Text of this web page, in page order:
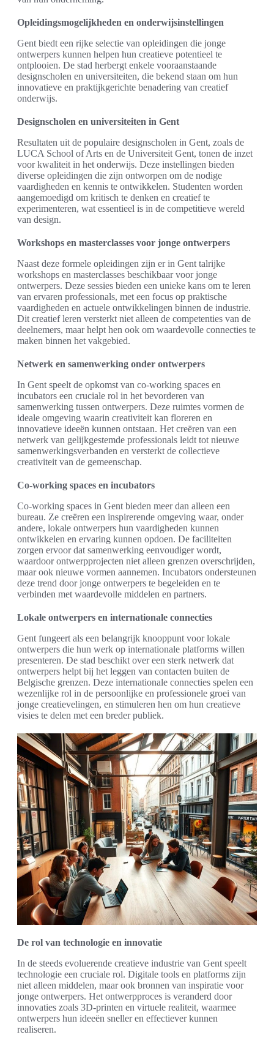
Opleidingsmogelijkheden en onderwijsinstellingen
Gent biedt een rijke selectie van opleidingen die jonge
ontwerpers kunnen helpen hun creatieve potentieel te
ontplooien. De stad herbergt enkele vooraanstaande
designscholen en universiteiten, die bekend staan om hun
innovatieve en praktijkgerichte benadering van creatief
onderwijs.
Designscholen en universiteiten in Gent
Resultaten uit de populaire designscholen in Gent, zoals de
LUCA School of Arts en de Universiteit Gent, tonen de inzet
voor kwaliteit in het onderwijs. Deze instellingen bieden
diverse opleidingen die zijn ontworpen om de nodige
vaardigheden en kennis te ontwikkelen. Studenten worden
aangemoedigd om kritisch te denken en creatief te
experimenteren, wat essentieel is in de competitieve wereld
van design.
Workshops en masterclasses voor jonge ontwerpers
Naast deze formele opleidingen zijn er in Gent talrijke
workshops en masterclasses beschikbaar voor jonge
ontwerpers. Deze sessies bieden een unieke kans om te leren
van ervaren professionals, met een focus op praktische
vaardigheden en actuele ontwikkelingen binnen de industrie.
Dit creatief leren versterkt niet alleen de competenties van de
deelnemers, maar helpt hen ook om waardevolle connecties te
maken binnen het vakgebied.
Netwerk en samenwerking onder ontwerpers
In Gent speelt de opkomst van co-working spaces en
incubators een cruciale rol in het bevorderen van
samenwerking tussen ontwerpers. Deze ruimtes vormen de
ideale omgeving waarin creativiteit kan floreren en
innovatieve ideeën kunnen ontstaan. Het creëren van een
netwerk van gelijkgestemde professionals leidt tot nieuwe
samenwerkingsverbanden en versterkt de collectieve
creativiteit van de gemeenschap.
Co-working spaces en incubators
Co-working spaces in Gent bieden meer dan alleen een
bureau. Ze creëren een inspirerende omgeving waar, onder
andere, lokale ontwerpers hun vaardigheden kunnen
ontwikkelen en ervaring kunnen opdoen. De faciliteiten
zorgen ervoor dat samenwerking eenvoudiger wordt,
waardoor ontwerpprojecten niet alleen grenzen overschrijden,
maar ook nieuwe vormen aannemen. Incubators ondersteunen
deze trend door jonge ontwerpers te begeleiden en te
verbinden met waardevolle middelen en partners.
Lokale ontwerpers en internationale connecties
Gent fungeert als een belangrijk knooppunt voor lokale
ontwerpers die hun werk op internationale platforms willen
presenteren. De stad beschikt over een sterk netwerk dat
ontwerpers helpt bij het leggen van contacten buiten de
Belgische grenzen. Deze internationale connecties spelen een
wezenlijke rol in de persoonlijke en professionele groei van
jonge creatievelingen, en stimuleren hen om hun creatieve
visies te delen met een breder publiek.
De rol van technologie en innovatie
In de steeds evoluerende creatieve industrie van Gent speelt
technologie een cruciale rol. Digitale tools en platforms zijn
niet alleen middelen, maar ook bronnen van inspiratie voor
jonge ontwerpers. Het ontwerpproces is veranderd door
innovaties zoals 3D-printen en virtuele realiteit, waarmee
ontwerpers hun ideeën sneller en effectiever kunnen
realiseren.